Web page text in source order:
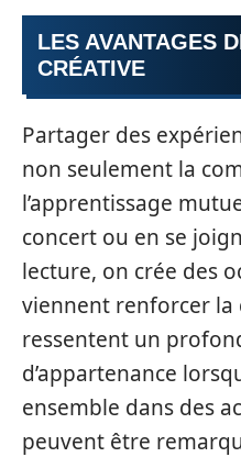
LES AVANTAGES
CRÉATIVE
Partager des
non seulement la
l’apprentissage
concert ou en se
lecture, on crée des
viennent renforcer la
ressentent un
d’appartenance
ensemble dans des
peuvent être